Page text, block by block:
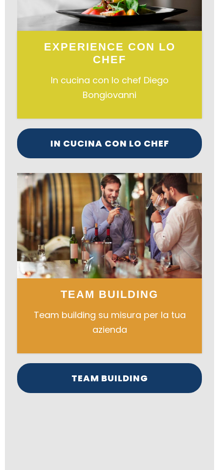
EXPERIENCE CON LO
CHEF
In cucina con lo chef Diego
Bongiovanni
IN CUCINA CON LO CHEF
TEAM BUILDING
Team building su misura per la tua
azienda
TEAM BUILDING